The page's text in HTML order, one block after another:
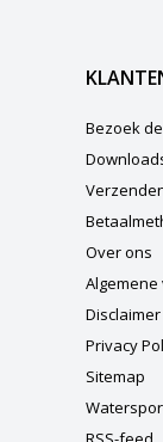
Bezoek
Over ons
Disclaimer
Privacy
Sitemap